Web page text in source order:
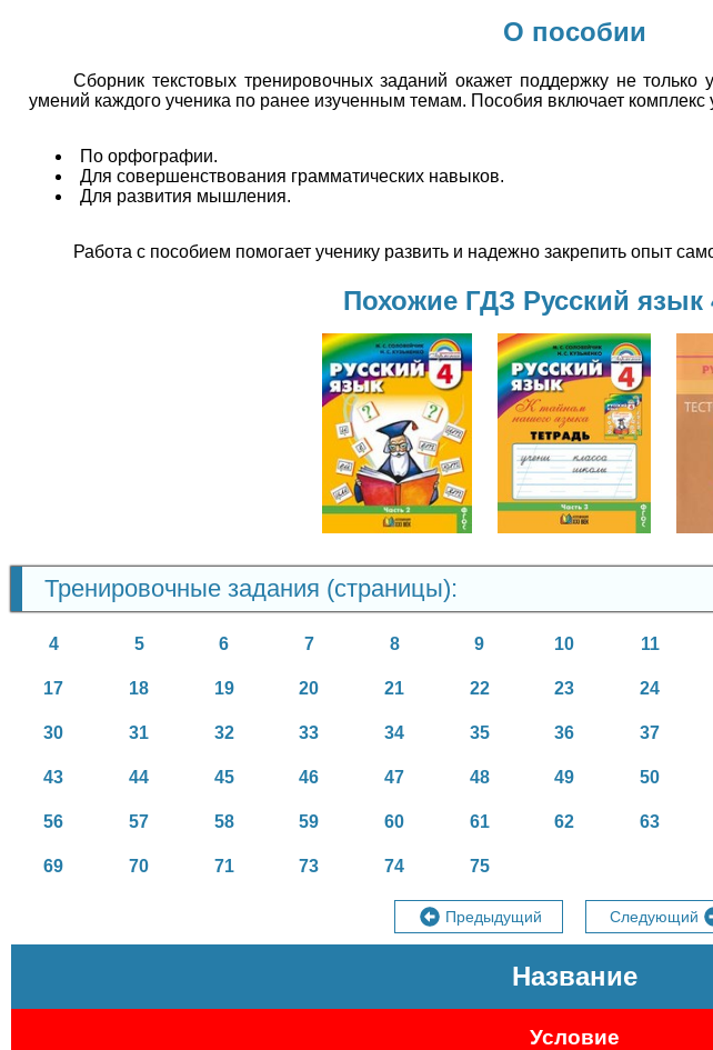
О пособии
Сборник текстовых тренировочных заданий окажет поддержку не
умений каждого ученика по ранее изученным темам. Пособия включает комплекс
По орфографии.
Для совершенствования грамматических навыков.
Для развития мышления.
Работа с пособием помогает ученику развить и надежно закрепить опыт
Похожие ГДЗ Русский язык
Русский язык
4 класс
Русский язык
4 класс
Тренировочные задания (страницы):
4 5 6 7 8 9 10 11
17 18 19 20 21 22 23 24
30 31 32 33 34 35 36 37
43 44 45 46 47 48 49 50
56 57 58 59 60 61 62 63
69 70 71 73 74 75
Предыдущий Следующий
Название
Условие